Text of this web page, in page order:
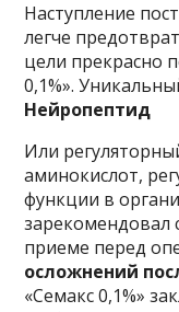
Наступление
легче
цели прекрасно
0,1%».
Нейропептид
Или
аминокислот,
функции в
зарекомендовал
приеме перед
осложнений
«Семакс 0,1%»